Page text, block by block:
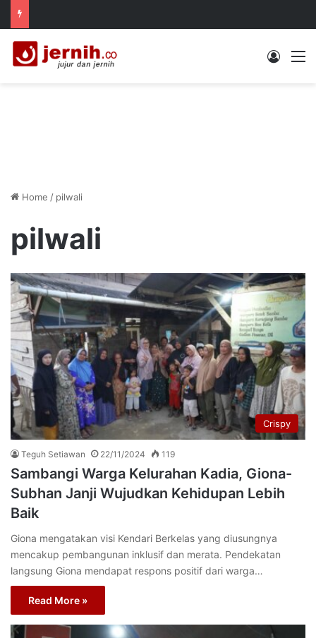
Log In
Home / pilwali
pilwali
Crispy
Teguh Setiawan 22/11/2024 119
Sambangi Warga Kelurahan Kadia, Giona-
Subhan Janji Wujudkan Kehidupan Lebih
Baik
Giona mengatakan visi Kendari Berkelas yang diusungnya
mencakup pembangunan inklusif dan merata. Pendekatan
langsung Giona mendapat respons positif dari warga…
Read More »